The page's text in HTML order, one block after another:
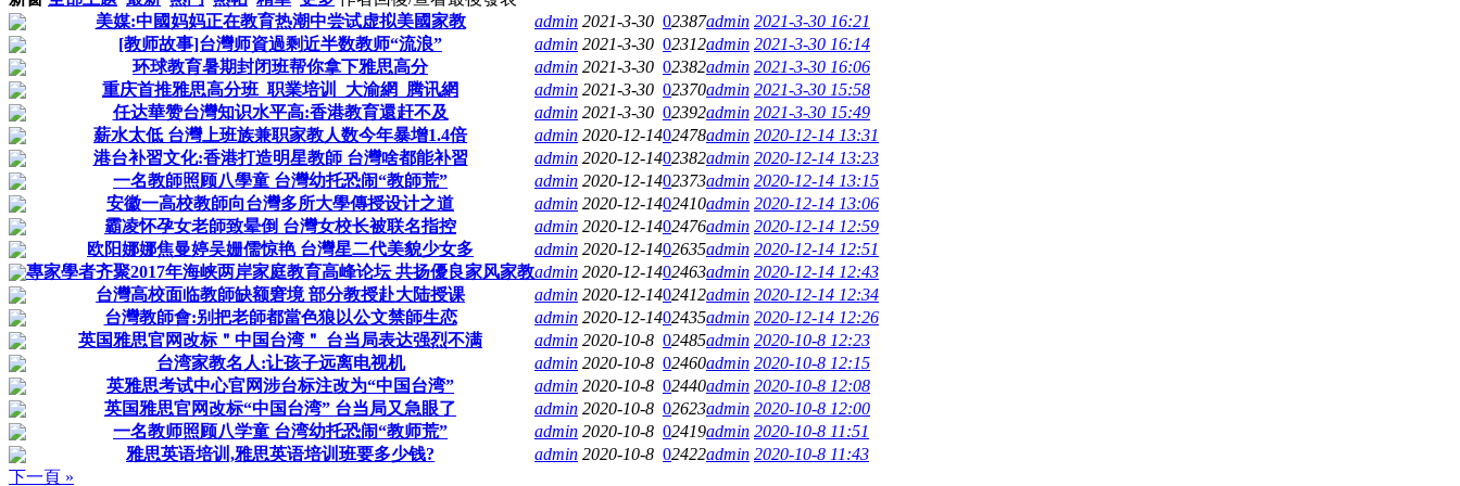
美媒:中國妈妈正在教育热潮中尝试虚拟美國家教
admin 2021-3-30 02387admin 2021-3-30 16:21
[教师故事]台灣师資過剩近半数教师“流浪”
admin 2021-3-30 02312admin 2021-3-30 16:14
环球教育暑期封闭班帮你拿下雅思高分
admin 2021-3-30 02382admin 2021-3-30 16:06
重庆首推雅思高分班_职業培训_大渝網_腾讯網
admin 2021-3-30 02370admin 2021-3-30 15:58
任达華赞台灣知识水平高:香港教育還赶不及
admin 2021-3-30 02392admin 2021-3-30 15:49
薪水太低 台灣上班族兼职家教人数今年暴增1.4倍
admin 2020-12-1402478admin 2020-12-14 13:31
港台补習文化:香港打造明星教師 台灣啥都能补習
admin 2020-12-1402382admin 2020-12-14 13:23
一名教師照顾八學童 台灣幼托恐闹“教師荒”
admin 2020-12-1402373admin 2020-12-14 13:15
安徽一高校教師向台灣多所大學傳授设计之道
admin 2020-12-1402410admin 2020-12-14 13:06
霸凌怀孕女老師致晕倒 台灣女校长被联名指控
admin 2020-12-1402476admin 2020-12-14 12:59
欧阳娜娜焦曼婷吴姗儒惊艳 台灣星二代美貌少女多
admin 2020-12-1402635admin 2020-12-14 12:51
專家學者齐聚2017年海峡两岸家庭教育高峰论坛 共扬優良家风家教admin 2020-12-1402463admin 2020-12-14 12:43
台灣高校面临教師缺额窘境 部分教授赴大陆授课
admin 2020-12-1402412admin 2020-12-14 12:34
台灣教師會:别把老師都當色狼以公文禁師生恋
admin 2020-12-1402435admin 2020-12-14 12:26
英国雅思官网改标＂中国台湾＂ 台当局表达强烈不满
admin 2020-10-8 02485admin 2020-10-8 12:23
台湾家教名人:让孩子远离电视机
admin 2020-10-8 02460admin 2020-10-8 12:15
英雅思考试中心官网涉台标注改为“中国台湾”
admin 2020-10-8 02440admin 2020-10-8 12:08
英国雅思官网改标“中国台湾” 台当局又急眼了
admin 2020-10-8 02623admin 2020-10-8 12:00
一名教师照顾八学童 台湾幼托恐闹“教师荒”
admin 2020-10-8 02419admin 2020-10-8 11:51
雅思英语培训,雅思英语培训班要多少钱?
admin 2020-10-8 02422admin 2020-10-8 11:43
下一頁 »